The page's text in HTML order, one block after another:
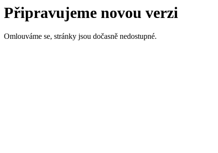
Připravujeme novou verzi
Omlouváme se, stránky jsou dočasně nedostupné.